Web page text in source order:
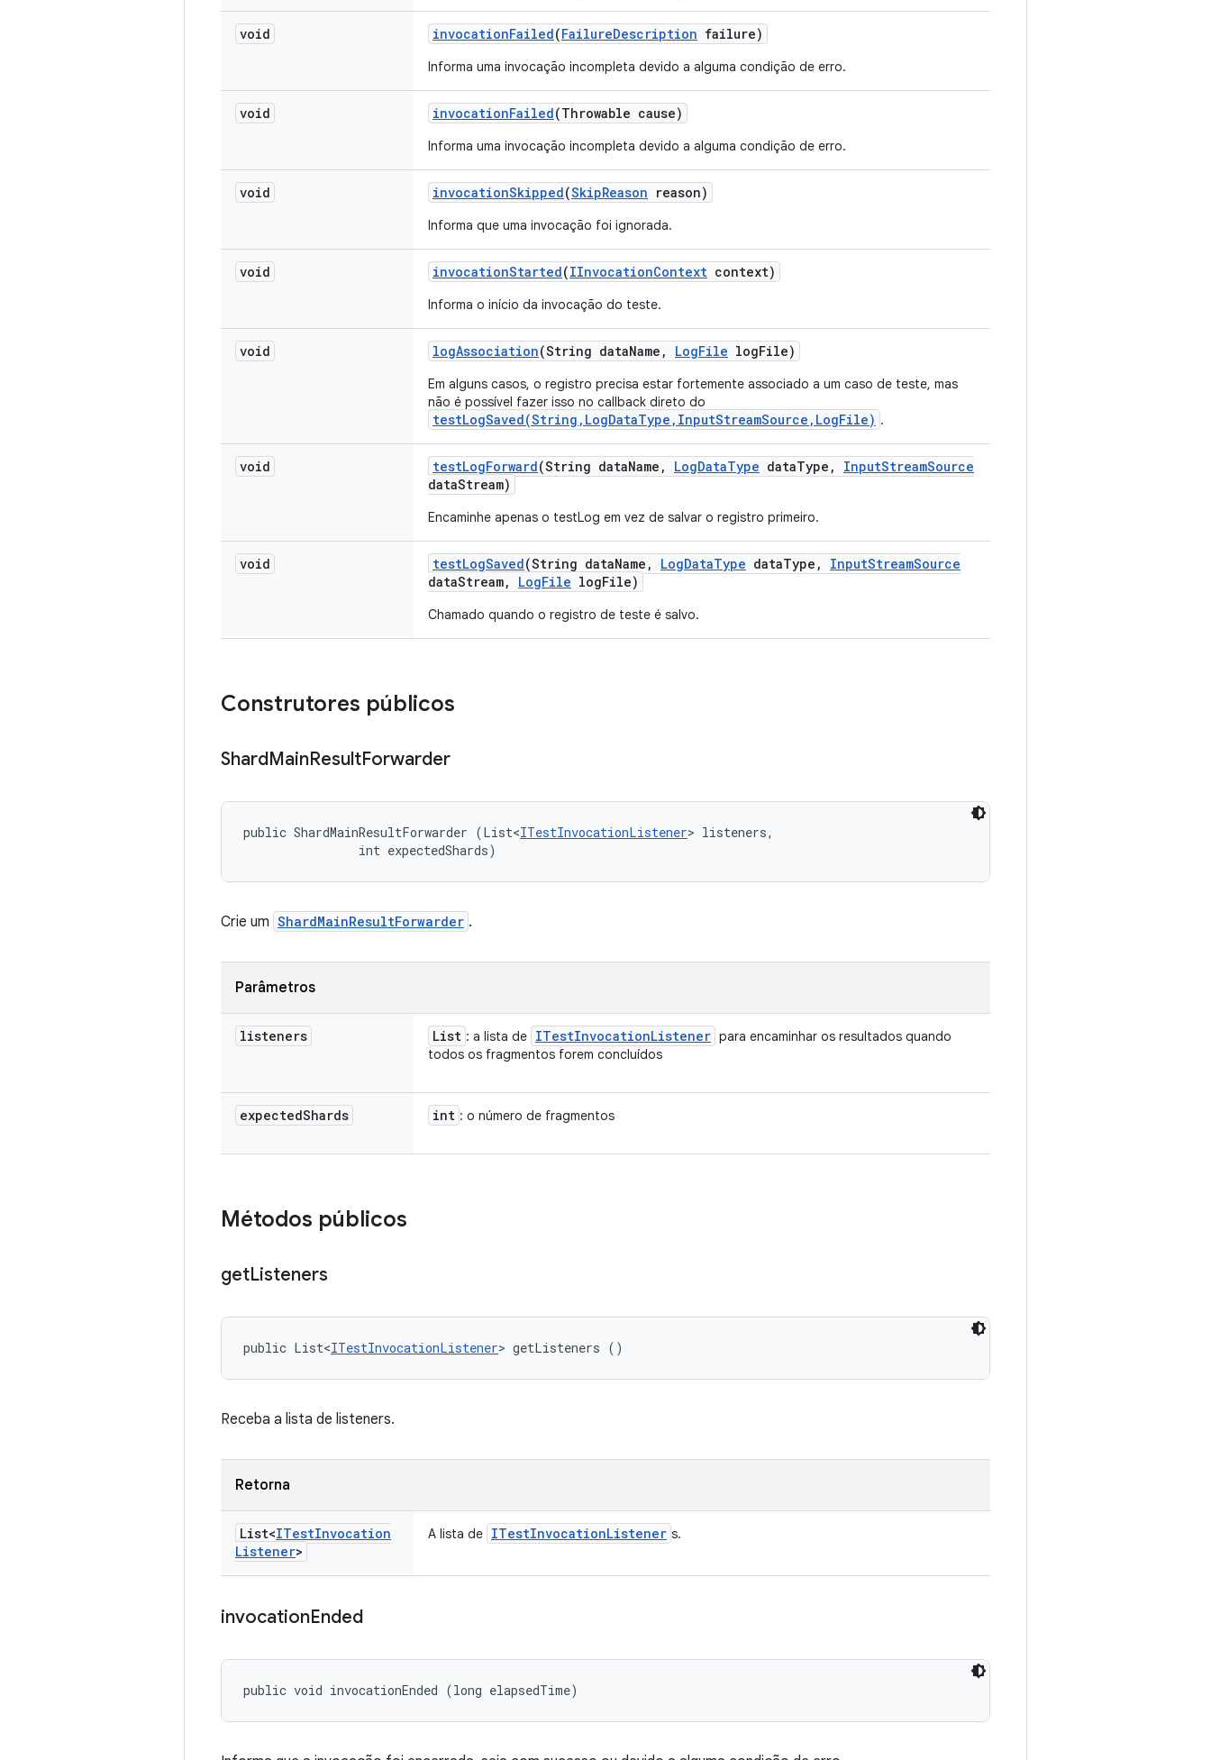
void invocationFailed(FailureDescription failure)
Informa uma invocação incompleta devido a alguma condição de erro.
void invocationFailed(Throwable cause)
Informa uma invocação incompleta devido a alguma condição de erro.
void invocationSkipped(SkipReason reason)
Informa que uma invocação foi ignorada.
void invocationStarted(IInvocationContext context)
Informa o início da invocação do teste.
void logAssociation(String dataName , LogFile logFile)
Em alguns casos, o registro precisa estar fortemente associado a um caso de teste, mas
não é possível fazer isso no callback direto do
testLogSaved(String,LogDataType,InputStreamSource,LogFile) .
void testLogForward(String dataName , LogDataType dataType , InputStreamSource
dataStream)
Encaminhe apenas o testLog em vez de salvar o registro primeiro.
void testLogSaved(String dataName , LogDataType dataType , InputStreamSource
dataStream, LogFile logFile)
Chamado quando o registro de teste é salvo.
Construtores públicos
ShardMainResultForwarder
public ShardMainResultForwarder (List<ITestInvocationListener> listeners,
                int expectedShards)
Crie um ShardMainResultForwarder .
Parâmetros
listeners List : a lista de ITestInvocationListener para encaminhar os resultados quando
todos os fragmentos forem concluídos
expectedShards int : o número de fragmentos
Métodos públicos
getListeners
public List<ITestInvocationListener> getListeners ()
Receba a lista de listeners.
Retorna
List<ITestInvocation
Listener>
A lista de ITestInvocationListener s.
invocationEnded
public void invocationEnded (long elapsedTime)